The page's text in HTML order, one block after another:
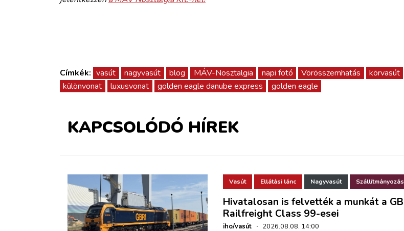
Címkék: vasút nagyvasút blog MÁV-Nosztalgia napi fotó Vörösszemhatás
körvasút
különvonat
luxusvonat golden eagle danube express golden eagle
KAPCSOLÓDÓ HÍREK
Vasút Ellátási lánc Nagyvasút Szállítmányozás
Hivatalosan is felvették a munkát a GB
Railfreight Class 99-esei
iho/vasút · 2026.08.08. 14:00